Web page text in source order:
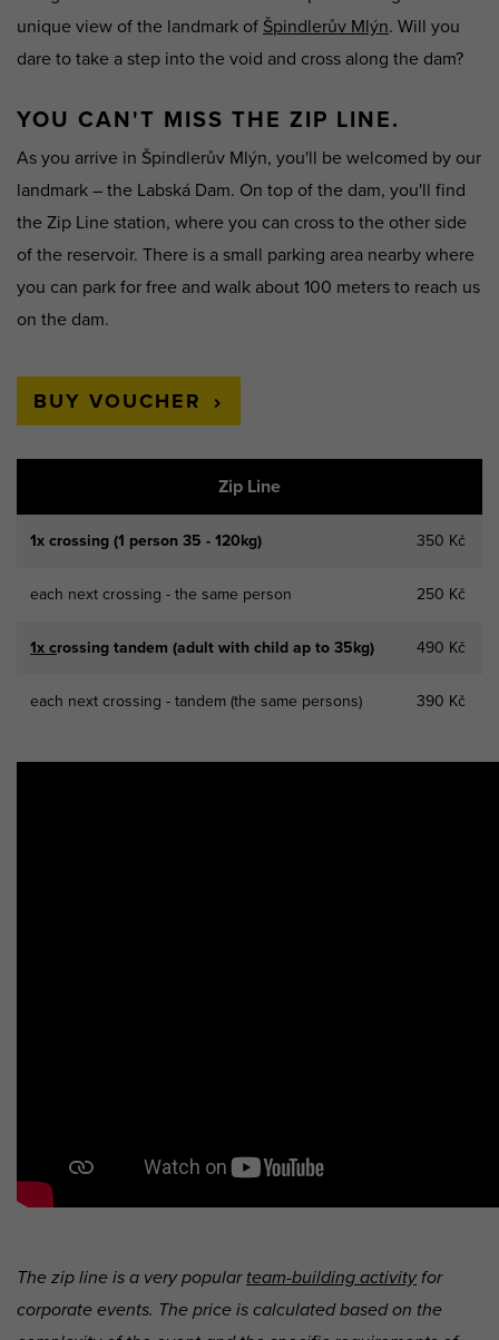
unique view of the landmark of Špindlerův Mlýn. Will you
dare to take a step into the void and cross along the dam?
YOU CAN'T MISS THE ZIP LINE.
As you arrive in Špindlerův Mlýn, you'll be welcomed by our
landmark – the Labská Dam. On top of the dam, you'll find
the Zip Line station, where you can cross to the other side
of the reservoir. There is a small parking area nearby where
you can park for free and walk about 100 meters to reach us
on the dam.
BUY VOUCHER
Zip Line
1x crossing (1 person 35 - 120kg) 350 Kč
each next crossing - the same person 250 Kč
1x crossing tandem (adult with child ap to 35kg) 490 Kč
each next crossing - tandem (the same persons) 390 Kč
The zip line is a very popular team-building activityfor
corporate events. The price is calculated based on the